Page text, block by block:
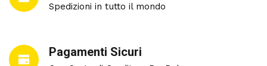
Spedizioni in tutto il mondo
Pagamenti Sicuri